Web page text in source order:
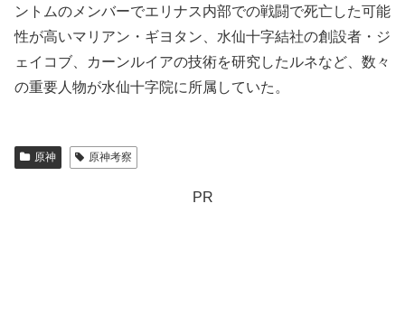
ントムのメンバーでエリナス内部での戦闘で死亡した可能
性が高いマリアン・ギヨタン、水仙十字結社の創設者・ジ
ェイコブ、カーンルイアの技術を研究したルネなど、数々
の重要人物が水仙十字院に所属していた。
原神 原神考察
PR